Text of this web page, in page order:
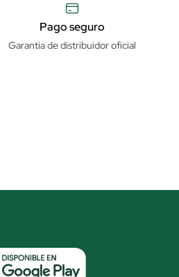
Pago seguro
Garantía de distribuidor oficial